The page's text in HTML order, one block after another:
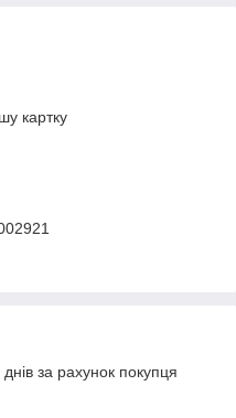
картку
за рахунок покупця